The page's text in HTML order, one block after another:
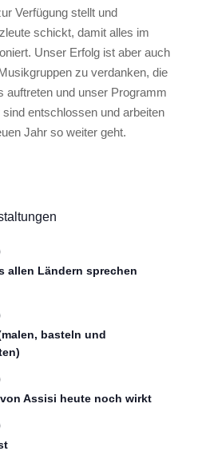
Verfügung stellt und
schickt, damit alles im
Unser Erfolg ist aber auch
zu verdanken, die
auftreten und unser Programm
entschlossen und arbeiten
Jahr so weiter geht.
allen Ländern sprechen
basteln und
Assisi heute noch wirkt